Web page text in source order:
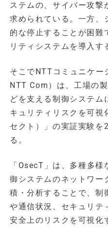
ステムの、サイバー攻撃
求められている。一方、
的な停止することが困難
リティシステムを導入す
そこでNTTコミュニケー
NTT Com）は、工場の
どを支える制御システム
キュリティリスクを可視
セクト）」の実証実験
る。
「OsecT」は、多種多
御システムのネットワー
積・分析することで、制
や通信状況、セキュリテ
安全上のリスクを可視化